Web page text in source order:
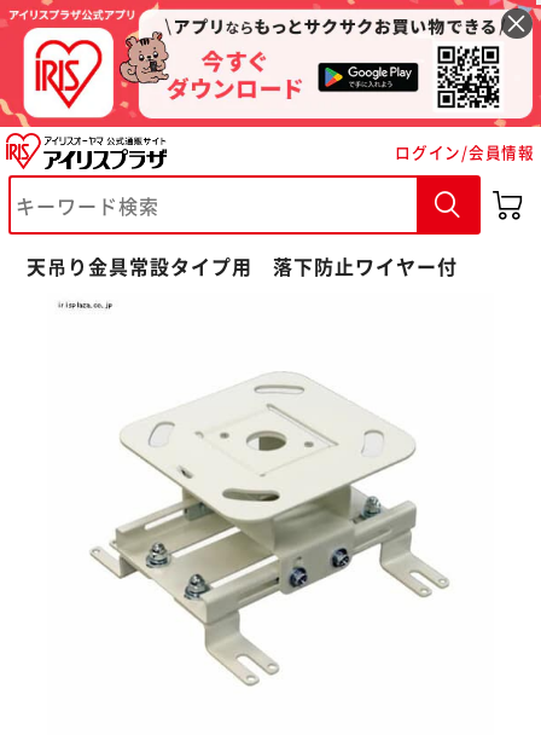
ログイン/会員情報
天吊り金具常設タイプ用 落下防止ワイヤー付
※ご確認ください
カートに入れる